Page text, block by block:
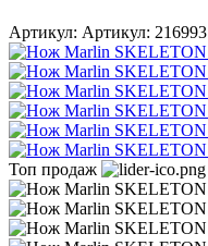
Артикул: Артикул: 216993
Топ продаж